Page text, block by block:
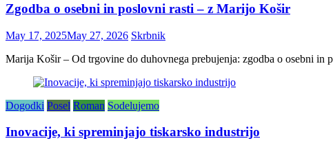
Zgodba o osebni in poslovni rasti – z Marijo Košir
May 17, 2025May 27, 2026 Skrbnik
Marija Košir – Od trgovine do duhovnega prebujenja: zgodba o osebni
Dogodki Posel Roman Sodelujemo
Inovacije, ki spreminjajo tiskarsko industrijo